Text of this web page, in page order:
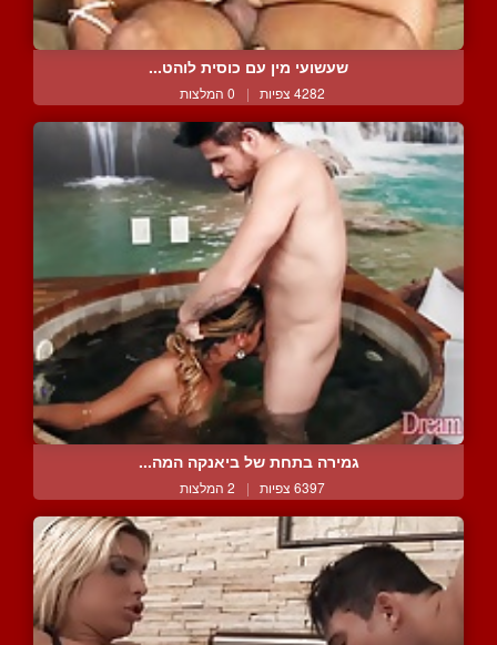
שעשועי מין עם כוסית לוהט...
4282 צפיות | 0 המלצות
גמירה בתחת של ביאנקה המה...
6397 צפיות | 2 המלצות